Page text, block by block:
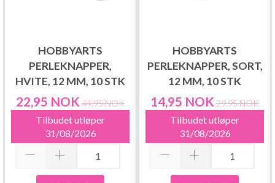
HOBBYARTS
PERLEKNAPPER,
HVITE, 12 MM, 10 STK
22,95 NOK 44,95 NOK
Tilbudet utløper
31/08/2026
HOBBYARTS
PERLEKNAPPER, SORT,
12 MM, 10 STK
14,95 NOK 29,95 NOK
Tilbudet utløper
31/08/2026